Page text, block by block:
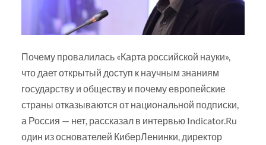
Почему провалилась «Карта российской науки»,
что дает открытый доступ к научным знаниям
государству и обществу и почему европейские
страны отказываются от национальной подписки,
а Россия — нет, рассказал в интервью Indicator.Ru
один из основателей КиберЛенинки, директор